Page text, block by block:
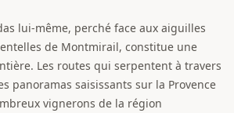
lui-même, perché face aux aiguilles
de Montmirail, constitue une
Les routes qui serpentent à travers
panoramas saisissants sur la Provence
vignerons de la région